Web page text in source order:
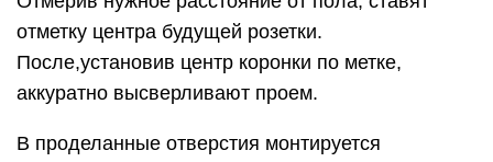
отметку центра будущей розетки.
После,установив центр коронки по метке,
аккуратно высверливают проем.
В проделанные отверстия монтируется